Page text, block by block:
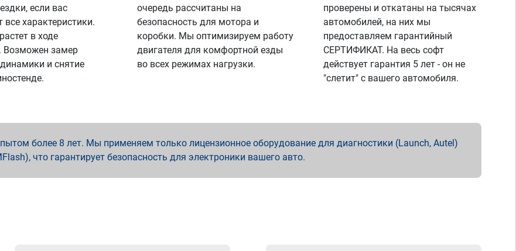
если вас
все характеристики.
в ходе
Возможен замер
и снятие
очередь рассчитаны на
безопасность для мотора и
коробки. Мы оптимизируем работу
двигателя для комфортной езды
во всех режимах нагрузки.
проверены и откатаны на тысячах
автомобилей, на них мы
предоставляем гарантийный
СЕРТИФИКАТ. На весь софт
действует гарантия 5 лет - он не
"слетит" с вашего автомобиля.
более 8 лет. Мы применяем только лицензионное оборудование для диагностики (Launch, Autel)
что гарантирует безопасность для электроники вашего авто.